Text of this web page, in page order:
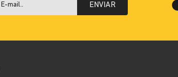
ENVIAR